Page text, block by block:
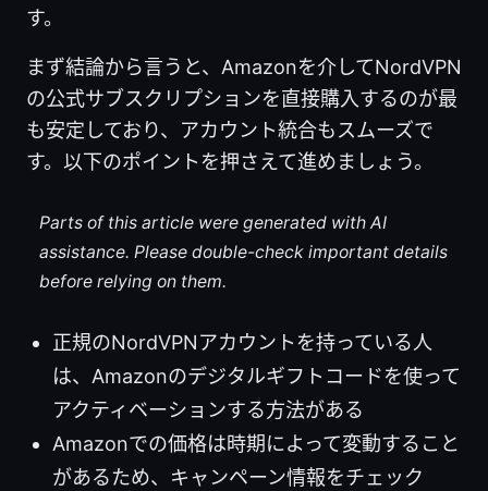
す。
まず結論から言うと、Amazonを介してNordVPN
の公式サブスクリプションを直接購入するのが最
も安定しており、アカウント統合もスムーズで
す。以下のポイントを押さえて進めましょう。
Parts of this article were generated with AI
assistance. Please double-check important details
before relying on them.
正規のNordVPNアカウントを持っている人
は、Amazonのデジタルギフトコードを使って
アクティベーションする方法がある
Amazonでの価格は時期によって変動すること
があるため、キャンペーン情報をチェック